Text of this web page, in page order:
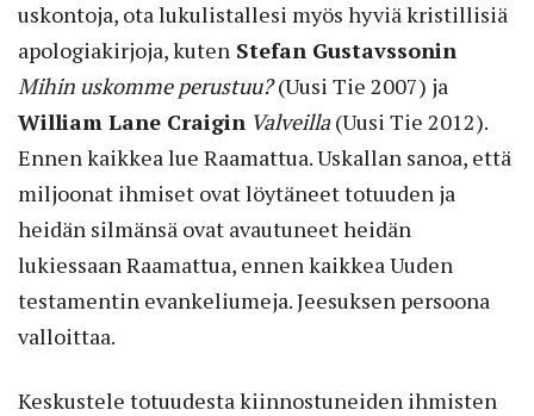
uskontoja, ota lukulistallesi myös hyviä kristillisiä
apologiakirjoja, kuten Stefan Gustavssonin
Mihin uskomme perustuu?(Uusi Tie 2007) ja
William Lane Craigin Valveilla(Uusi Tie 2012).
Ennen kaikkea lue Raamattua. Uskallan sanoa, että
miljoonat ihmiset ovat löytäneet totuuden ja
heidän silmänsä ovat avautuneet heidän
lukiessaan Raamattua, ennen kaikkea Uuden
testamentin evankeliumeja. Jeesuksen persoona
valloittaa.
Keskustele totuudesta kiinnostuneiden ihmisten